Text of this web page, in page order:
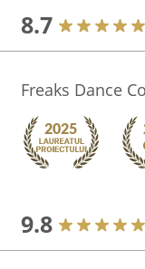
8.7
Freaks Dance
9.8